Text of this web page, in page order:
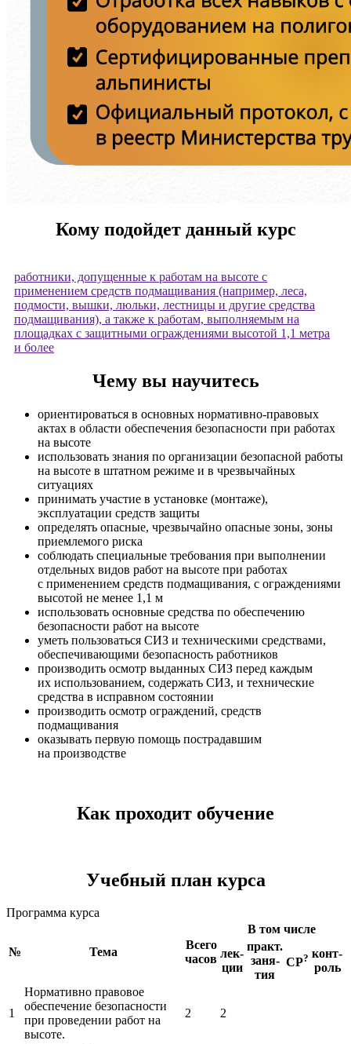
​Кому подойдет данный курс
работники, допущенные к работам на высоте с
применением средств подмащивания (например, леса,
подмости, вышки, люльки, лестницы и другие средства
подмащивания), а также к работам, выполняемым на
площадках с защитными ограждениями высотой 1,1 метра
и более
Чему вы научитесь
ориентироваться в основных нормативно-правовых
актах в области обеспечения безопасности при работах
на высоте
использовать знания по организации безопасной работы
на высоте в штатном режиме и в чрезвычайных
ситуациях
принимать участие в установке (монтаже),
эксплуатации средств защиты
определять опасные, чрезвычайно опасные зоны, зоны
приемлемого риска
соблюдать специальные требования при выполнении
отдельных видов работ на высоте при работах
с применением средств подмащивания, с ограждениями
высотой не менее 1,1 м
использовать основные средства по обеспечению
безопасности работ на высоте
уметь пользоваться СИЗ и техническими средствами,
обеспечивающими безопасность работников
производить осмотр выданных СИЗ перед каждым
их использованием, содержать СИЗ, и технические
средства в исправном состоянии
производить осмотр ограждений, средств
подмащивания
оказывать первую помощь пострадавшим
на производстве
Как проходит обучение
Учебный план курса
Программа курса
№ Тема
Всего
часов
В том числе
лек-
ции
практ.
заня-
тия
СР? конт-
роль
1
Нормативно правовое
обеспечение безопасности
при проведении работ на
высоте.
2 2